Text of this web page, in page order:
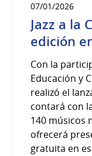
07/01/2026
Jazz a la
edición
Con la
Educación y
realizó el
contará con
140 músicos
ofrecerá
gratuita en